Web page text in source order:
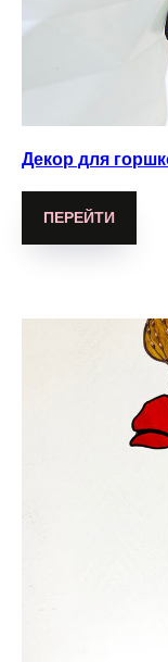
Декор для
ПЕРЕЙТИ